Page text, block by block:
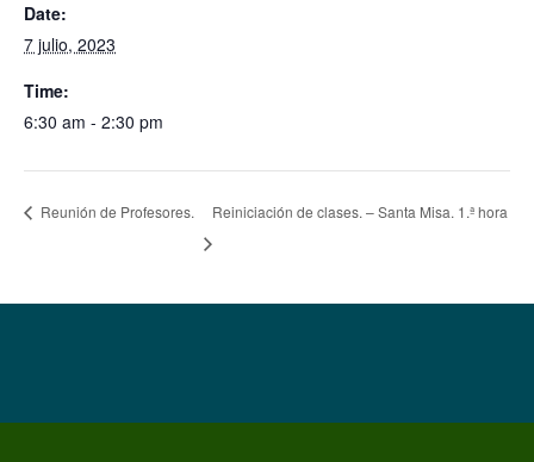
Date:
7 julio, 2023
Time:
6:30 am - 2:30 pm
Reunión de Profesores. Reiniciación de clases. – Santa Misa. 1.ª hora